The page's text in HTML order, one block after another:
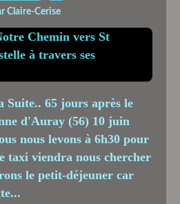
Claire-Cerise
Suite.. 65 jours après le
d'Auray (56) 10 juin
nous levons à 6h30 pour
taxi viendra nous chercher
le petit-déjeuner car